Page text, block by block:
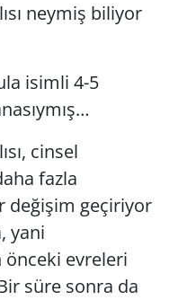
neymiş biliyor
isimli 4-5
cinsel
fazla
değişim geçiriyor
yani
önceki evreleri
süre sonra da